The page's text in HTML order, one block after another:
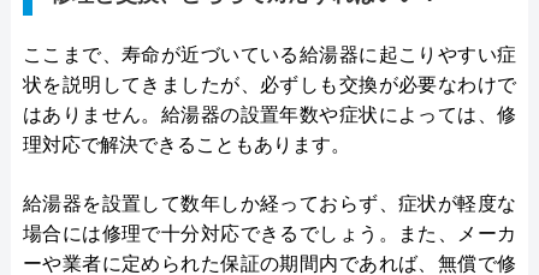
ここまで、寿命が近づいている給湯器に起こりやすい症
状を説明してきましたが、必ずしも交換が必要なわけで
はありません。給湯器の設置年数や症状によっては、修
理対応で解決できることもあります。
給湯器を設置して数年しか経っておらず、症状が軽度な
場合には修理で十分対応できるでしょう。また、メーカ
ーや業者に定められた保証の期間内であれば、無償で修